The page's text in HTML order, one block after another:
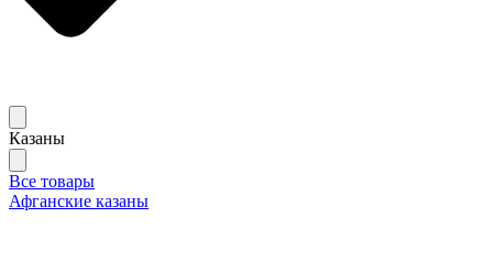
Казаны
Все товары
Афганские казаны